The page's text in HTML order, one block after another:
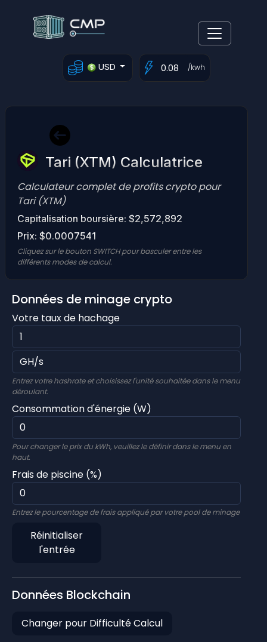
USD /kwh
Tari (XTM) Calculatrice
Calculateur complet de profits crypto pour
Tari (XTM)
Capitalisation boursière: $2,572,892
Prix: $0.0007541
Cliquez sur le bouton SWITCH pour basculer entre les
différents modes de calcul.
Données de minage crypto
Votre taux de hachage
Entrez votre hashrate et choisissez l'unité souhaitée dans le menu
déroulant.
Consommation d'énergie (W)
Pour changer le prix du kWh, veuillez le définir dans le menu en
haut.
Frais de piscine (%)
Entrez le pourcentage de frais appliqué par votre pool de minage
Réinitialiser
l'entrée
Données Blockchain
Changer pour Difficulté Calcul